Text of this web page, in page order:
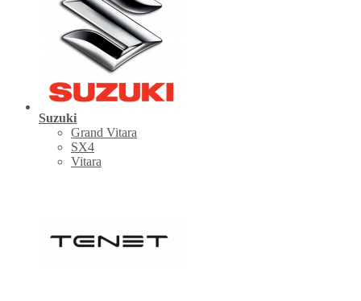
Suzuki
Grand Vitara
SX4
Vitara